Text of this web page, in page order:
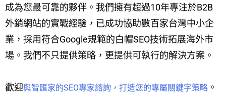
成為您最可靠的夥伴。我們擁有超過10年專注於B2B
外銷網站的實戰經驗，已成功協助數百家台灣中小企
業，採用符合Google規範的白帽SEO技術拓展海外市
場。我們不只提供策略，更提供可執行的解決方案。
歡迎與智匯家的SEO專家諮詢，打造您的專屬關鍵字策略 。